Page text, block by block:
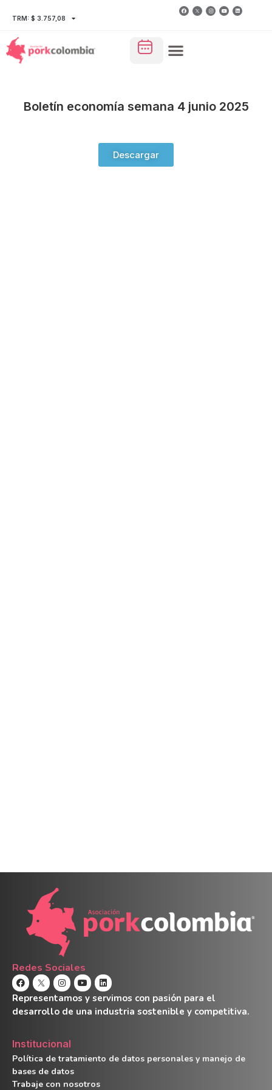
TRM: $ 3.757,08
Boletín economía semana 4 junio 2025
Descargar
Redes Sociales
Representamos y servimos con pasión para el
desarrollo de una industria sostenible y competitiva.
Institucional
Política de tratamiento de datos personales y manejo de
bases de datos
Trabaje con nosotros